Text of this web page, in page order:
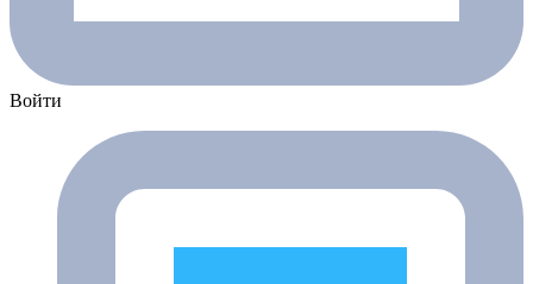
Войти